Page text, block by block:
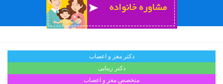
دکتر مغز و اعصاب
دکتر زیبایی
متخصص مغز و اعصاب